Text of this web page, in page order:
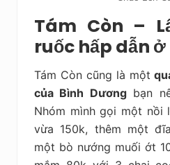
Tám Còn –
ruốc hấp dẫn
Tám Còn cũng là một
của Bình Dươngbạn
Nhóm mình gọi một nồi
vừa 150k, thêm một
một bò nướng muối ớt